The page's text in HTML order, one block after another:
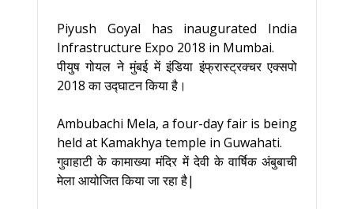
Piyush Goyal has inaugurated India
Infrastructure Expo 2018 in Mumbai.
पीयुष गोयल ने मुंबई में इंडिया इंफ्रास्ट्रक्चर एक्सपो
2018 का उद्घाटन किया है।
Ambubachi Mela, a four-day fair is being
held at Kamakhya temple in Guwahati.
गुवाहाटी के कामाख्या मंदिर में देवी के वार्षिक अंबुबाची
मेला आयोजित किया जा रहा है|